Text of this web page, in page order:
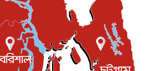
৫ আগস্ট, ২০২৬
বলেই জুলাই আন্দোলন সফল :
৫ আগস্ট, ২০২৬